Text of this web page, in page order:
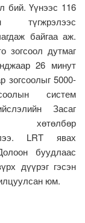
бий. Үүнээс 116
байгаа аж.
зогсоол дутмаг
26 минут
зогсоолыг 5000-
систем
Засаг
LRT явах
буудлаас
дүүрэг гэсэн
юм.